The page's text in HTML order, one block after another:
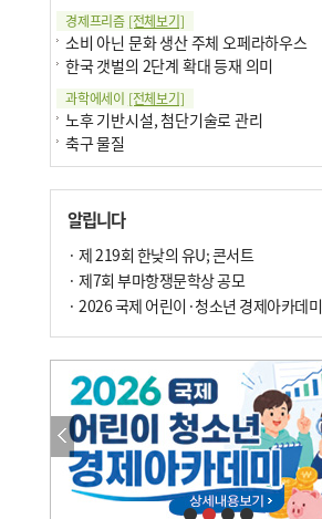
경제프리즘 [전체보기]
소비 아닌 문화 생산 주체 오페라하우스
한국 갯벌의 2단계 확대 등재 의미
과학에세이 [전체보기]
노후 기반시설, 첨단기술로 관리
축구 물질
부정선거
선관위와 尹의 ‘0점 답안’
기고[전체보기]
환자의 희망, 헌혈의 힘
대학과 지역 ‘연결’이 지역혁신이다
김준희의 클래식 인사이트[전체보기]
여름날의 애상, 왈츠
빛나는 꿈의 계절, 4월의 노래
김지윤의 우리음악 이야기[전체보기]
세종시대 음악이 전해진 이유
알립니다
· 제 219회 한낮의 유U; 콘서트
· 제7회 부마항쟁문학상 공모
· 2026 국제 어린이·청소년 경제아카데미